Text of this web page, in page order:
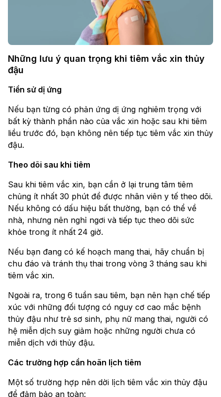
Những lưu ý quan trọng khi tiêm vắc xin thủy
đậu
Tiền sử dị ứng
Nếu bạn từng có phản ứng dị ứng nghiêm trọng với
bất kỳ thành phần nào của vắc xin hoặc sau khi tiêm
liều trước đó, bạn không nên tiếp tục tiêm vắc xin thủy
đậu.
Theo dõi sau khi tiêm
Sau khi tiêm vắc xin, bạn cần ở lại trung tâm tiêm
chủng ít nhất 30 phút để được nhân viên y tế theo dõi.
Nếu không có dấu hiệu bất thường, bạn có thể về
nhà, nhưng nên nghỉ ngơi và tiếp tục theo dõi sức
khỏe trong ít nhất 24 giờ.
Nếu bạn đang có kế hoạch mang thai, hãy chuẩn bị
chu đáo và tránh thụ thai trong vòng 3 tháng sau khi
tiêm vắc xin.
Ngoài ra, trong 6 tuần sau tiêm, bạn nên hạn chế tiếp
xúc với những đối tượng có nguy cơ cao mắc bệnh
thủy đậu như trẻ sơ sinh, phụ nữ mang thai, người có
hệ miễn dịch suy giảm hoặc những người chưa có
miễn dịch với thủy đậu.
Các trường hợp cần hoãn lịch tiêm
Một số trường hợp nên dời lịch tiêm vắc xin thủy đậu
để đảm bảo an toàn: